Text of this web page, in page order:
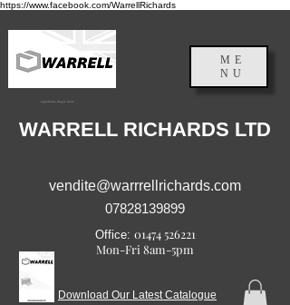
https://www.facebook.com/WarrellRichards
Inghilterra, Regno Unito
ME
NU
WARRELL RICHARDS LTD
vendite@warrrellrichards.com
07828139899
Office: 01474 526221
Mon-Fri 8am-5pm
Download Our Latest Catalogue